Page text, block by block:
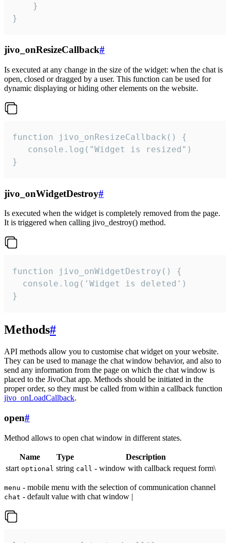
    }
}
jivo_onResizeCallback#
Is executed at any change in the size of the widget: when the chat is
open, closed or dragged by a user. This function can be used for
dynamic displaying or hiding other elements on the website.
function jivo_onResizeCallback() {
   console.log("Widget is resized")
}
jivo_onWidgetDestroy#
Is executed when the widget is completely removed from the page.
It is triggered when calling jivo_destroy() method.
function jivo_onWidgetDestroy() {
  console.log('Widget is deleted')
}
Methods#
API methods allow you to customise chat widget on your website.
They can be used to manage the chat window behavior, and also to
send any information from the page on which the chat window is
placed to the JivoChat app. Methods should be initiated in the
proper order, so they must be called from within a callback function
jivo_onLoadCallback.
open#
Method allows to open chat window in different states.
Name Type
Description
start optional string call - window with callback request form\
menu - mobile menu with the selection of communication channel
chat - default value with chat window |